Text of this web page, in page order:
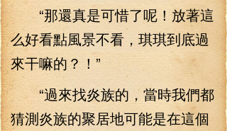
“那還真是可惜了呢！放著這
么好看點風景不看，琪琪到底過
來干嘛的？！”
“過來找炎族的，當時我們都
猜測炎族的聚居地可能是在這個